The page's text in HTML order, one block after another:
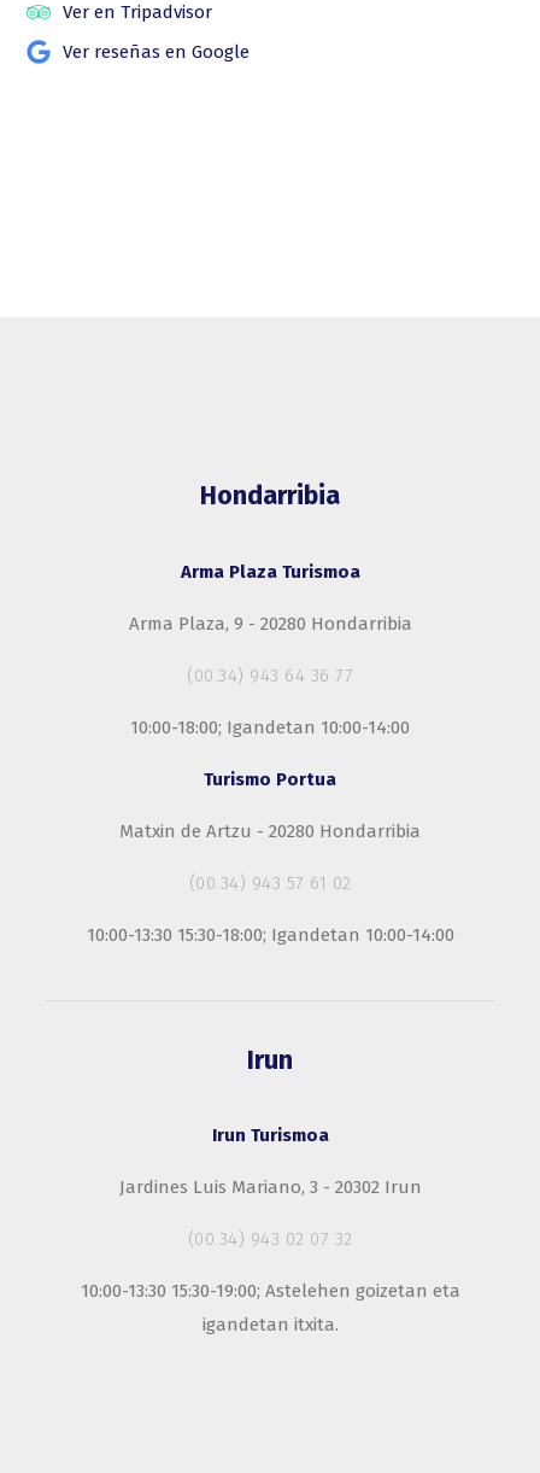
Ver en Tripadvisor
Ver reseñas en Google
Hondarribia
Arma Plaza Turismoa
Arma Plaza, 9 - 20280 Hondarribia
(00.34) 943 64 36 77
10:00-18:00; Igandetan 10:00-14:00
Turismo Portua
Matxin de Artzu - 20280 Hondarribia
(00.34) 943 57 61 02
10:00-13:30 15:30-18:00; Igandetan 10:00-14:00
Irun
Irun Turismoa
Jardines Luis Mariano, 3 - 20302 Irun
(00.34) 943 02 07 32
10:00-13:30 15:30-19:00; Astelehen goizetan eta
igandetan itxita.